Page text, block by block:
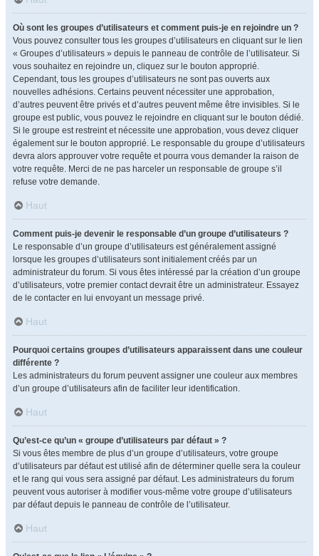
Où sont les groupes d’utilisateurs et comment puis-je en rejoindre un ?
Vous pouvez consulter tous les groupes d’utilisateurs en cliquant sur le lien
« Groupes d’utilisateurs » depuis le panneau de contrôle de l’utilisateur. Si
vous souhaitez en rejoindre un, cliquez sur le bouton approprié.
Cependant, tous les groupes d’utilisateurs ne sont pas ouverts aux
nouvelles adhésions. Certains peuvent nécessiter une approbation,
d’autres peuvent être privés et d’autres peuvent même être invisibles. Si le
groupe est public, vous pouvez le rejoindre en cliquant sur le bouton dédié.
Si le groupe est restreint et nécessite une approbation, vous devez cliquer
également sur le bouton approprié. Le responsable du groupe d’utilisateurs
devra alors approuver votre requête et pourra vous demander la raison de
votre requête. Merci de ne pas harceler un responsable de groupe s’il
refuse votre demande.
Haut
Comment puis-je devenir le responsable d’un groupe d’utilisateurs ?
Le responsable d’un groupe d’utilisateurs est généralement assigné
lorsque les groupes d’utilisateurs sont initialement créés par un
administrateur du forum. Si vous êtes intéressé par la création d’un groupe
d’utilisateurs, votre premier contact devrait être un administrateur. Essayez
de le contacter en lui envoyant un message privé.
Haut
Pourquoi certains groupes d’utilisateurs apparaissent dans une couleur
différente ?
Les administrateurs du forum peuvent assigner une couleur aux membres
d’un groupe d’utilisateurs afin de faciliter leur identification.
Haut
Qu’est-ce qu’un « groupe d’utilisateurs par défaut » ?
Si vous êtes membre de plus d’un groupe d’utilisateurs, votre groupe
d’utilisateurs par défaut est utilisé afin de déterminer quelle sera la couleur
et le rang qui vous sera assigné par défaut. Les administrateurs du forum
peuvent vous autoriser à modifier vous-même votre groupe d’utilisateurs
par défaut depuis le panneau de contrôle de l’utilisateur.
Haut